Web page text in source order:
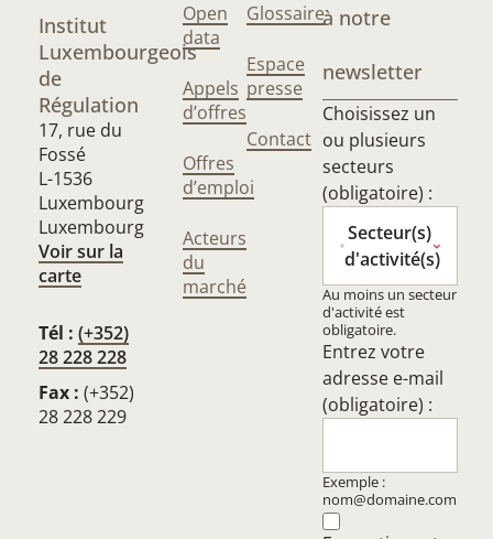
Institut
Luxembourgeois
de
Régulation
17, rue du
Fossé
L-1536
Luxembourg
Luxembourg
Voir sur la
carte
Tél : (+352)
28 228 228
Fax : (+352)
28 228 229
Open
data
Appels
d’offres
Offres
d’emploi
Acteurs
du
marché
Glossaire
Espace
presse
Contact
à notre
newsletter
Choisissez un
ou plusieurs
secteurs
(obligatoire) :
Secteur(s)
d'activité(s)
Au moins un secteur
d'activité est
obligatoire.
Entrez votre
adresse e-mail
(obligatoire) :
Exemple :
nom@domaine.com